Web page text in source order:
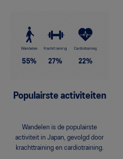
Populairste activiteiten
Wandelen is de populairste
activiteit in Japan, gevolgd door
krachttraining en cardiotraining.